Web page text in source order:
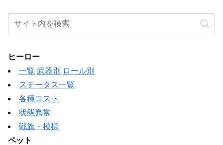
ヒーロー
一覧 武器別
ロール別
ステータス一覧
各種コスト
状態異常
戦旗・模様
ペット